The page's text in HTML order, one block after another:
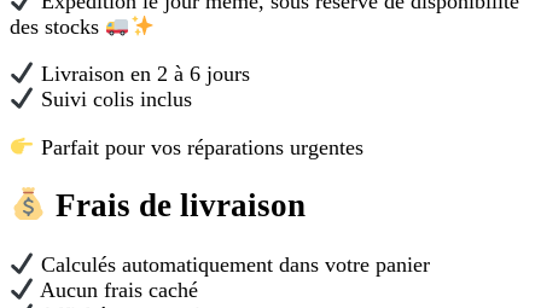
des stocks
Livraison en 2 à 6 jours
Suivi colis inclus
Parfait pour vos réparations urgentes
Frais de livraison
Calculés automatiquement dans votre panier
Aucun frais caché